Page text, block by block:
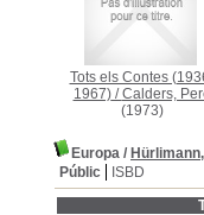
Tots els Contes
1967)/Calders,
(1973)
Europa /
Públic
ISBD